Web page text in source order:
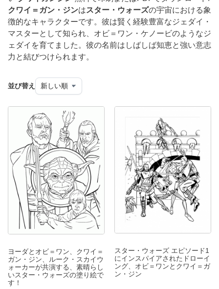
クワイ＝ガン・ジンはスター・ウォーズの宇宙における象
徴的なキャラクターです。彼は賢く経験豊富なジェダイ・
マスターとして知られ、オビ＝ワン・ケノービのようなジ
ェダイを育てました。彼の名前はしばしば知恵と強い意志
力と結びつけられます。
並び替え
ヨーダとオビ＝ワン、クワイ＝
ガン・ジン、ルーク・スカイウ
ォーカーが共演する、素晴らし
いスター・ウォーズの塗り絵で
す！
スター・ウォーズ エピソード1
にインスパイアされたドローイ
ング、オビ＝ワンとクワイ＝ガ
ン・ジン